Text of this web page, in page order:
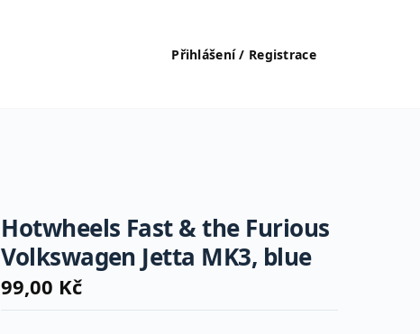
Přihlášení / Registrace
Hotwheels Fast & the Furious
Volkswagen Jetta MK3, blue
99,00 Kč